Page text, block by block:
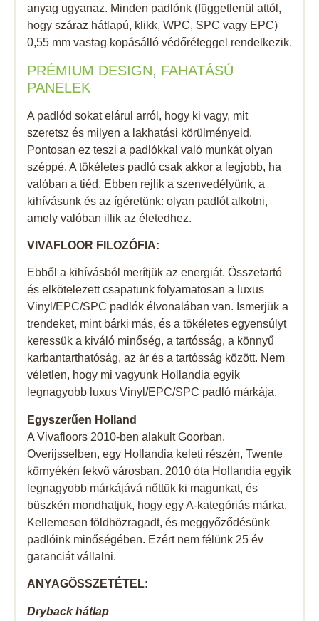
anyag ugyanaz. Minden padlónk (függetlenül attól,
hogy száraz hátlapú, klikk, WPC, SPC vagy EPC)
0,55 mm vastag kopásálló védőréteggel rendelkezik.
PRÉMIUM DESIGN, FAHATÁSÚ
PANELEK
A padlód sokat elárul arról, hogy ki vagy, mit
szeretsz és milyen a lakhatási körülményeid.
Pontosan ez teszi a padlókkal való munkát olyan
széppé. A tökéletes padló csak akkor a legjobb, ha
valóban a tiéd. Ebben rejlik a szenvedélyünk, a
kihívásunk és az ígéretünk: olyan padlót alkotni,
amely valóban illik az életedhez.
VIVAFLOOR FILOZÓFIA:
Ebből a kihívásból merítjük az energiát. Összetartó
és elkötelezett csapatunk folyamatosan a luxus
Vinyl/EPC/SPC padlók élvonalában van. Ismerjük a
trendeket, mint bárki más, és a tökéletes egyensúlyt
keressük a kiváló minőség, a tartósság, a könnyű
karbantarthatóság, az ár és a tartósság között. Nem
véletlen, hogy mi vagyunk Hollandia egyik
legnagyobb luxus Vinyl/EPC/SPC padló márkája.
Egyszerűen Holland
A Vivafloors 2010-ben alakult Goorban,
Overijsselben, egy Hollandia keleti részén, Twente
környékén fekvő városban. 2010 óta Hollandia egyik
legnagyobb márkájává nőttük ki magunkat, és
büszkén mondhatjuk, hogy egy A-kategóriás márka.
Kellemesen földhözragadt, és meggyőződésünk
padlóink ​​minőségében. Ezért nem félünk 25 év
garanciát vállalni.
ANYAGÖSSZETÉTEL:
Dryback hátlap